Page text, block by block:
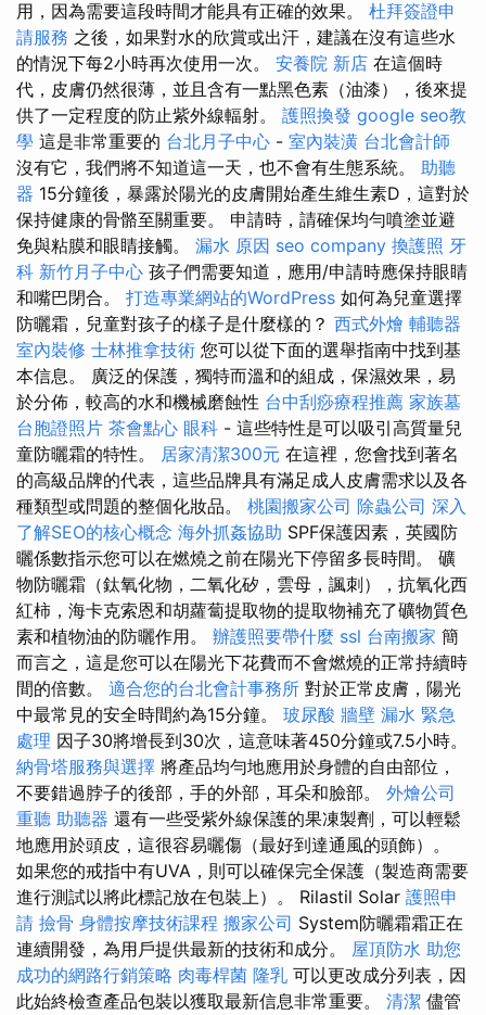
用，因為需要這段時間才能具有正確的效果。 杜拜簽證申
請服務 之後，如果對水的欣賞或出汗，建議在沒有這些水
的情況下每2小時再次使用一次。 安養院 新店 在這個時
代，皮膚仍然很薄，並且含有一點黑色素（油漆），後來提
供了一定程度的防止紫外線輻射。 護照換發 google seo教
學 這是非常重要的 台北月子中心 - 室內裝潢 台北會計師
沒有它，我們將不知道這一天，也不會有生態系統。 助聽
器 15分鐘後，暴露於陽光的皮膚開始產生維生素D，這對於
保持健康的骨骼至關重要。 申請時，請確保均勻噴塗並避
免與粘膜和眼睛接觸。 漏水 原因 seo company 換護照 牙
科 新竹月子中心 孩子們需要知道，應用/申請時應保持眼睛
和嘴巴閉合。 打造專業網站的WordPress 如何為兒童選擇
防曬霜，兒童對孩子的樣子是什麼樣的？ 西式外燴 輔聽器
室內裝修 士林推拿技術 您可以從下面的選舉指南中找到基
本信息。 廣泛的保護，獨特而溫和的組成，保濕效果，易
於分佈，較高的水和機械磨蝕性 台中刮痧療程推薦 家族墓
台胞證照片 茶會點心 眼科 - 這些特性是可以吸引高質量兒
童防曬霜的特性。 居家清潔300元 在這裡，您會找到著名
的高級品牌的代表，這些品牌具有滿足成人皮膚需求以及各
種類型或問題的整個化妝品。 桃園搬家公司 除蟲公司 深入
了解SEO的核心概念 海外抓姦協助 SPF保護因素，英國防
曬係數指示您可以在燃燒之前在陽光下停留多長時間。 礦
物防曬霜（鈦氧化物，二氧化矽，雲母，諷刺），抗氧化西
紅柿，海卡克索恩和胡蘿蔔提取物的提取物補充了礦物質色
素和植物油的防曬作用。 辦護照要帶什麼 ssl 台南搬家 簡
而言之，這是您可以在陽光下花費而不會燃燒的正常持續時
間的倍數。 適合您的台北會計事務所 對於正常皮膚，陽光
中最常見的安全時間約為15分鐘。 玻尿酸 牆壁 漏水 緊急
處理 因子30將增長到30次，這意味著450分鐘或7.5小時。
納骨塔服務與選擇 將產品均勻地應用於身體的自由部位，
不要錯過脖子的後部，手的外部，耳朵和臉部。 外燴公司
重聽 助聽器 還有一些受紫外線保護的果凍製劑，可以輕鬆
地應用於頭皮，這很容易曬傷（最好到達通風的頭飾）。
如果您的戒指中有UVA，則可以確保完全保護（製造商需要
進行測試以將此標記放在包裝上）。 Rilastil Solar 護照申
請 撿骨 身體按摩技術課程 搬家公司 System防曬霜霜正在
連續開發，為用戶提供最新的技術和成分。 屋頂防水 助您
成功的網路行銷策略 肉毒桿菌 隆乳 可以更改成分列表，因
此始終檢查產品包裝以獲取最新信息非常重要。 清潔 儘管